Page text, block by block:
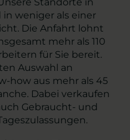
weniger als einer
Die Anfahrt lohnt
mehr als 110
für Sie bereit.
Auswahl an
how aus mehr als 45
Dabei verkaufen
Gebraucht- und